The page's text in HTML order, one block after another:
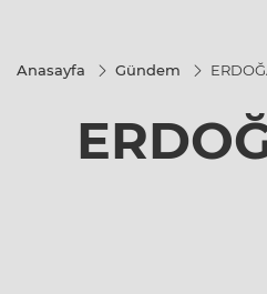
Anasayfa Gündem